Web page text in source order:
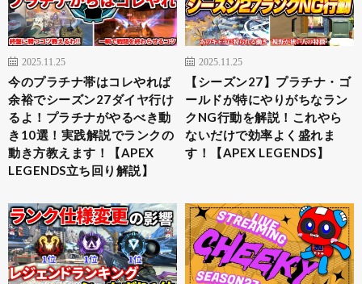
2025.11.25
今のプラチナ帯はコレやれば
余裕でシーズン27ダイヤ行け
るよ！プラチナがやるべき動
き10選！実践解説でランクの
動き方教えます！【APEX
LEGENDS立ち回り解説】
2025.11.25
【シーズン27】プラチナ・ゴ
ールドが特にやりがちなラン
クNG行動を解説！これやら
ないだけで効率よく盛れま
す！【APEX LEGENDS】